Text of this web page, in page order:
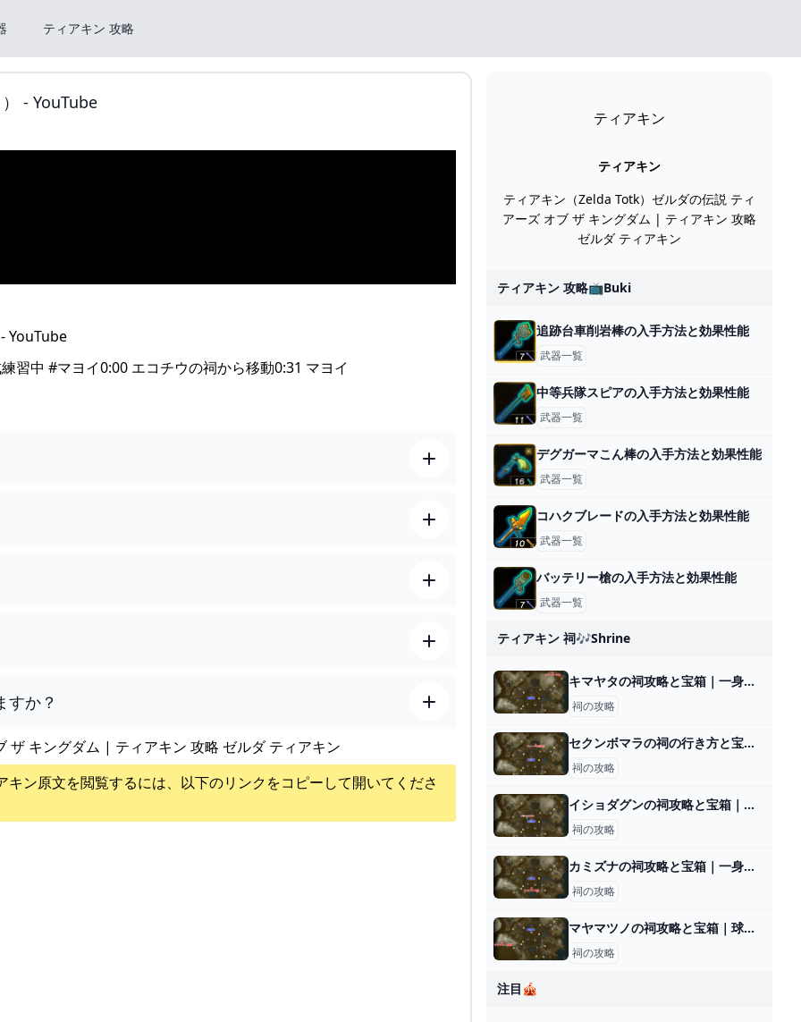
ティアキン 攻略
- YouTube
習中 #マヨイ0:00 エコチウの祠から移動0:31 マヨイ
すか？
キングダム | ティアキン 攻略 ゼルダ ティアキン
キン原文を閲覧するには、以下のリンクをコピーして開いてくださ
ティアキン
ティアキン
ティアキン（Zelda Totk）ゼルダの伝説 ティ
アーズ オブ ザ キングダム | ティアキン 攻略
ゼルダ ティアキン
ティアキン 攻略📺buki
追跡台車削岩棒の入手方法と効果性能
武器一覧
中等兵隊スピアの入手方法と効果性能
武器一覧
デグガーマこん棒の入手方法と効果性能
武器一覧
コハクブレードの入手方法と効果性能
武器一覧
バッテリー槍の入手方法と効果性能
武器一覧
ティアキン 祠🎶shrine
キマヤタの祠攻略と宝箱｜一身の戦い 粉砕
祠の攻略
セクンボマラの祠の行き方と宝箱｜ラウルの祝福
祠の攻略
イショダグンの祠攻略と宝箱｜風を生み出すもの
祠の攻略
カミズナの祠攻略と宝箱｜一身の戦い 初等
祠の攻略
マヤマツノの祠攻略と宝箱｜球の通り道
祠の攻略
注目🎪